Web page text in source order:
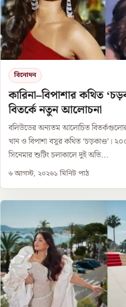
বিনোদন
কারিনা–বিপাশার কথিত
বিতর্কে নতুন আলোচনা
বলিউডের অন্যতম আলোচিত
খান ও বিপাশা বসুর কথিত ‘চড়কাণ্ড’।
সিনেমার শুটিং চলাকালে দুই অভি...
৬ আগস্ট, ২০২৬১ মিনিট পাঠ